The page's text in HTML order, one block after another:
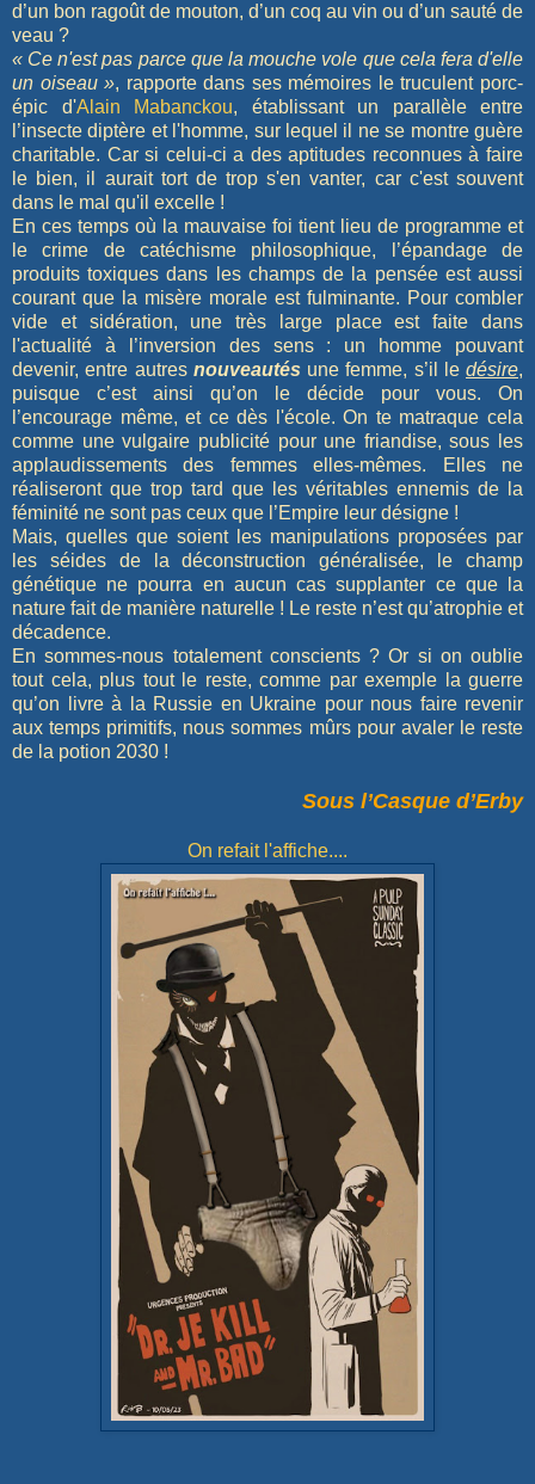
d’un bon ragoût de mouton, d’un coq au vin ou d’un sauté de
veau ?
« Ce n'est pas parce que la mouche vole que cela fera d'elle
un oiseau », rapporte dans ses mémoires le truculent porc-
épic d'Alain Mabanckou, établissant un parallèle entre
l’insecte diptère et l'homme, sur lequel il ne se montre guère
charitable. Car si celui-ci a des aptitudes reconnues à faire
le bien, il aurait tort de trop s'en vanter, car c'est souvent
dans le mal qu'il excelle !
En ces temps où la mauvaise foi tient lieu de programme et
le crime de catéchisme philosophique, l’épandage de
produits toxiques dans les champs de la pensée est aussi
courant que la misère morale est fulminante. Pour combler
vide et sidération, une très large place est faite dans
l'actualité à l’inversion des sens : un homme pouvant
devenir, entre autres nouveautés une femme, s’il le désire,
puisque c’est ainsi qu’on le décide pour vous. On
l’encourage même, et ce dès l'école. On te matraque cela
comme une vulgaire publicité pour une friandise, sous les
applaudissements des femmes elles-mêmes. Elles ne
réaliseront que trop tard que les véritables ennemis de la
féminité ne sont pas ceux que l’Empire leur désigne !
Mais, quelles que soient les manipulations proposées par
les séides de la déconstruction généralisée, le champ
génétique ne pourra en aucun cas supplanter ce que la
nature fait de manière naturelle ! Le reste n’est qu’atrophie et
décadence.
En sommes-nous totalement conscients ? Or si on oublie
tout cela, plus tout le reste, comme par exemple la guerre
qu’on livre à la Russie en Ukraine pour nous faire revenir
aux temps primitifs, nous sommes mûrs pour avaler le reste
de la potion 2030 !
Sous l’Casque d’Erby
On refait l'affiche....